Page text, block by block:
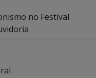
no Festival